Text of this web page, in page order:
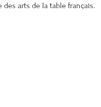
arts de la table français.